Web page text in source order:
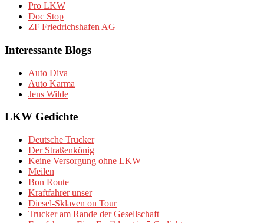
Pro LKW
Doc Stop
ZF Friedrichshafen AG
Interessante Blogs
Auto Diva
Auto Karma
Jens Wilde
LKW Gedichte
Deutsche Trucker
Der Straßenkönig
Keine Versorgung ohne LKW
Meilen
Bon Route
Kraftfahrer unser
Diesel-Sklaven on Tour
Trucker am Rande der Gesellschaft